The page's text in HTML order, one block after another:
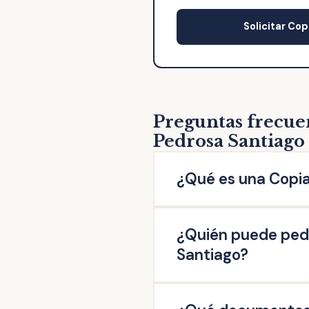
Solicitar
Preguntas
Pedrosa Santiago
¿Qué es una
escritura original
firmado en esta Notaría:
¿Quién puede
Santiago?